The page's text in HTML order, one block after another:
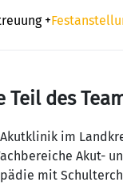
+
Teil des
im
Akut-
mit